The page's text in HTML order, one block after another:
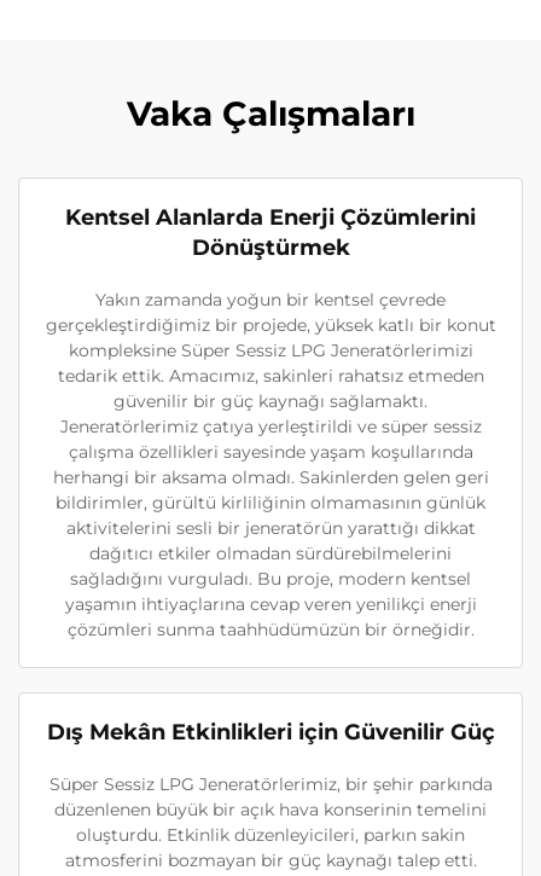
Vaka Çalışmaları
Kentsel Alanlarda Enerji Çözümlerini
Dönüştürmek
Yakın zamanda yoğun bir kentsel çevrede
gerçekleştirdiğimiz bir projede, yüksek katlı bir konut
kompleksine Süper Sessiz LPG Jeneratörlerimizi
tedarik ettik. Amacımız, sakinleri rahatsız etmeden
güvenilir bir güç kaynağı sağlamaktı.
Jeneratörlerimiz çatıya yerleştirildi ve süper sessiz
çalışma özellikleri sayesinde yaşam koşullarında
herhangi bir aksama olmadı. Sakinlerden gelen geri
bildirimler, gürültü kirliliğinin olmamasının günlük
aktivitelerini sesli bir jeneratörün yarattığı dikkat
dağıtıcı etkiler olmadan sürdürebilmelerini
sağladığını vurguladı. Bu proje, modern kentsel
yaşamın ihtiyaçlarına cevap veren yenilikçi enerji
çözümleri sunma taahhüdümüzün bir örneğidir.
Dış Mekân Etkinlikleri için Güvenilir Güç
Süper Sessiz LPG Jeneratörlerimiz, bir şehir parkında
düzenlenen büyük bir açık hava konserinin temelini
oluşturdu. Etkinlik düzenleyicileri, parkın sakin
atmosferini bozmayan bir güç kaynağı talep etti.